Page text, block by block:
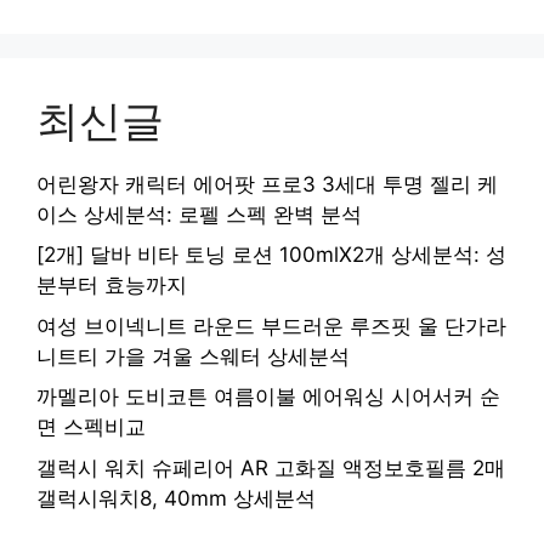
최신글
어린왕자 캐릭터 에어팟 프로3 3세대 투명 젤리 케
이스 상세분석: 로펠 스펙 완벽 분석
[2개] 달바 비타 토닝 로션 100mlX2개 상세분석: 성
분부터 효능까지
여성 브이넥니트 라운드 부드러운 루즈핏 울 단가라
니트티 가을 겨울 스웨터 상세분석
까멜리아 도비코튼 여름이불 에어워싱 시어서커 순
면 스펙비교
갤럭시 워치 슈페리어 AR 고화질 액정보호필름 2매
갤럭시워치8, 40mm 상세분석